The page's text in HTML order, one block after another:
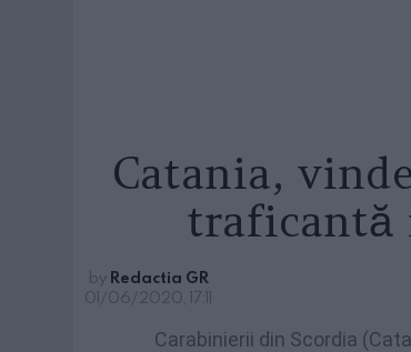
Catania,
traficantă
by Redactia GR
01/06/2020, 17:11
Carabinierii din Scordia